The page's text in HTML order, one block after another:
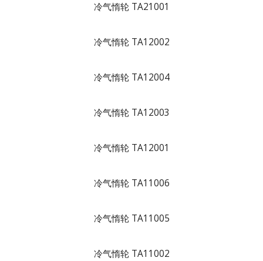
冷气惰轮 TA21001
冷气惰轮 TA12002
冷气惰轮 TA12004
冷气惰轮 TA12003
冷气惰轮 TA12001
冷气惰轮 TA11006
冷气惰轮 TA11005
冷气惰轮 TA11002